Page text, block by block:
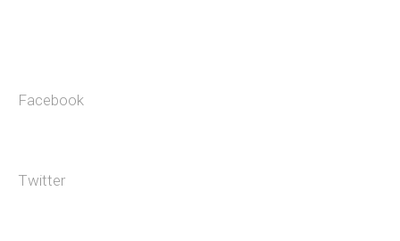
Facebook
Twitter